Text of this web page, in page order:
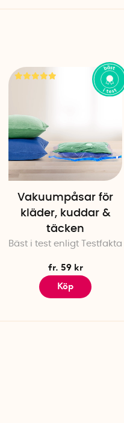
Vakuumpåsar för
kläder, kuddar &
täcken
Bäst i test enligt Testfakta
fr. 59 kr
Köp